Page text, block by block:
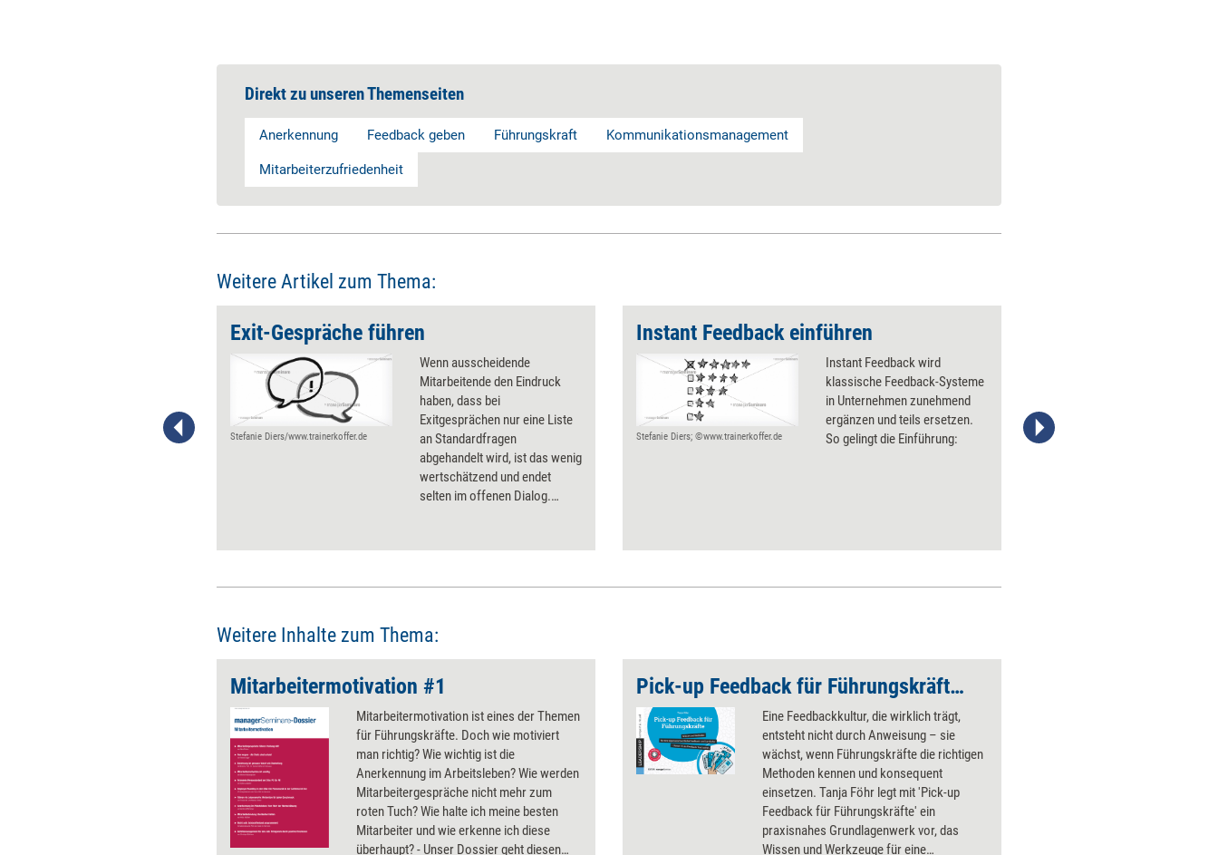
Direkt zu unseren Themenseiten
Anerkennung Feedback geben Führungskraft Kommunikationsmanagement
Mitarbeiterzufriedenheit
Weitere Artikel zum Thema:
Menschen Anerkennung in der
Exit-Gespräche führen
Stefanie Diers/www.trainerkoffer.de
Wenn ausscheidende
Mitarbeitende den Eindruck
haben, dass bei
Exitgesprächen nur eine Liste
an Standardfragen
abgehandelt wird, ist das wenig
wertschätzend und endet
selten im offenen Dialog.
Fragestellungen zu haben,
einlädt.
Instant Feedback ­einführen
Stefanie Diers; ©www.trainerkoffer.de
Instant Feedback wird
klassische Feedback-Systeme
in Unternehmen zunehmend
ergänzen und teils ersetzen.
So gelingt die Einführung:
Stefanie Diers; © www.trainerkoffer.de
Weitere Inhalte zum Thema:
Mitarbeitermotivation #1
Mitarbeitermotivation ist eines der Themen
für Führungskräfte. Doch wie motiviert
man richtig? Wie wichtig ist die
Anerkennung im Arbeitsleben? Wie werden
Mitarbeitergespräche nicht mehr zum
roten Tuch? Wie halte ich meine besten
Mitarbeiter und wie erkenne ich diese
überhaupt? - Unser Dossier geht diesen
Pick-up Feedback für Führungskräfte – erweiterte Neuauflage
Eine Feedbackkultur, die wirklich trägt,
entsteht nicht durch Anweisung – sie
wächst, wenn Führungskräfte die richtigen
Methoden kennen und konsequent
einsetzen. Tanja Föhr legt mit 'Pick-up
Feedback für Führungskräfte' ein
praxisnahes Grundlagenwerk vor, das
Wissen und Werkzeuge für eine